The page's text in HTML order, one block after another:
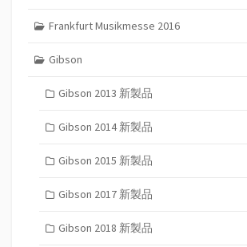
Frankfurt Musikmesse 2016
Gibson
Gibson 2013 新製品
Gibson 2014 新製品
Gibson 2015 新製品
Gibson 2017 新製品
Gibson 2018 新製品